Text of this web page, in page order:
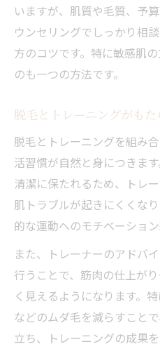
いますが、肌質や毛質、予
ウンセリングでしっかり相
方のコツです。特に敏感肌
のも一つの方法です。
脱毛とトレーニングがも
脱毛とトレーニングを組み
活習慣が自然と身につきま
清潔に保たれるため、トレ
肌トラブルが起きにくくな
的な運動へのモチベーショ
また、トレーナーのアドバ
行うことで、筋肉の仕上が
く見えるようになります。
などのムダ毛を減らすこと
立ち、トレーニングの成果